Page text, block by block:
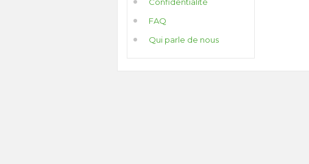
FAQ
Qui parle de nous